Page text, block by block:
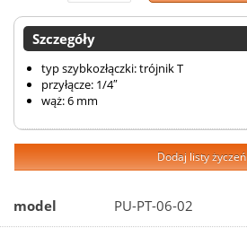
Szczegóły
typ szybkozłączki: trójnik T
przyłącze: 1/4″
wąż: 6 mm
Dodaj listy życzeń
model PU-PT-06-02